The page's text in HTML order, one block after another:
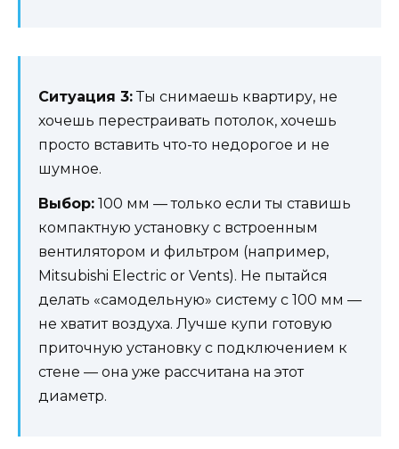
Ситуация 3:Ты снимаешь квартиру, не
хочешь перестраивать потолок, хочешь
просто вставить что-то недорогое и не
шумное.
Выбор: 100 мм — только если ты ставишь
компактную установку с встроенным
вентилятором и фильтром (например,
Mitsubishi Electric or Vents). Не пытайся
делать «самодельную» систему с 100 мм —
не хватит воздуха. Лучше купи готовую
приточную установку с подключением к
стене — она уже рассчитана на этот
диаметр.